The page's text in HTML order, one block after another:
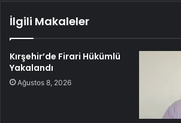
İlgili Makaleler
Kırşehir’de Firari Hükümlü
Yakalandı
Ağustos 8, 2026